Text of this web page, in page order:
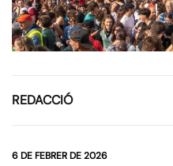
REDACCIÓ
6 DE FEBRER DE 2026